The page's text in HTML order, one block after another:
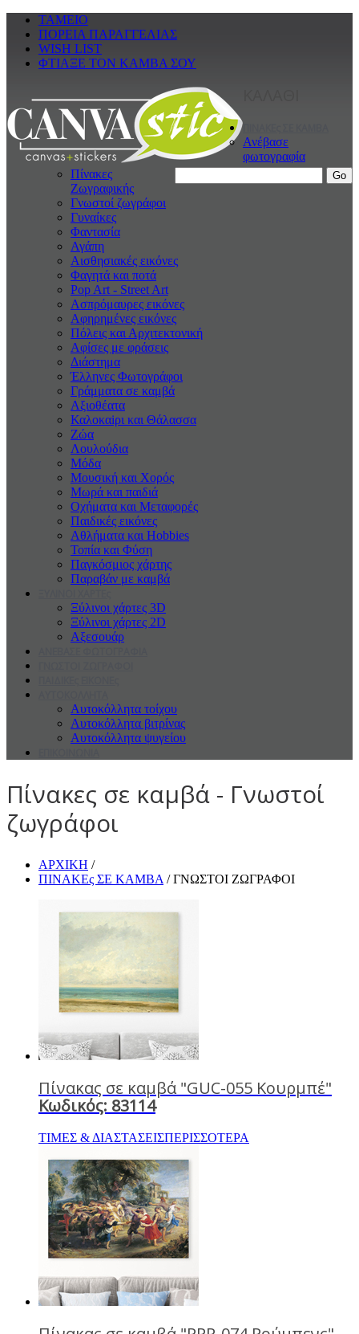
ΤΑΜΕΙΟ
ΠΟΡΕΙΑ ΠΑΡΑΓΓΕΛΙΑΣ
WISH LIST
ΦΤΙΑΞΕ ΤΟΝ ΚΑΜΒΑ ΣΟΥ
Ανέβασε
φωτογραφία
Πίνακες
Ζωγραφικής
Γνωστοί ζωγράφοι
Γυναίκες
Φαντασία
Αγάπη
Αισθησιακές εικόνες
Φαγητά και ποτά
Pop Art - Street Art
Ασπρόμαυρες εικόνες
Αφηρημένες εικόνες
Πόλεις και Αρχιτεκτονική
Αφίσες με φράσεις
Διάστημα
Έλληνες Φωτογράφοι
Γράμματα σε καμβά
Αξιοθέατα
Καλοκαiρι και Θάλασσα
Ζώα
Λουλούδια
Μόδα
Μουσική και Χορός
Μωρά και παιδιά
Οχήματα και Μεταφορές
Παιδικές εικόνες
Αθλήματα και Hobbies
Τοπία και Φύση
Παγκόσμιος χάρτης
Παραβάν με καμβά
Ξύλινοι χάρτες 3D
Ξύλινοι χάρτες 2D
Αξεσουάρ
Αυτοκόλλητα τοίχου
Αυτοκόλλητα βιτρίνας
Αυτοκόλλητα ψυγείου
Πίνακες σε καμβά - Γνωστοί
ζωγράφοι
ΑΡΧΙΚΗ /
ΠΙΝΑΚΕς ΣΕ ΚΑΜΒΑ / ΓΝΩΣΤΟΙ ΖΩΓΡΑΦΟΙ
Πίνακας σε καμβά "GUC-055 Κουρμπέ"
Κωδικός: 83114
ΤΙΜΕΣ & ΔΙΑΣΤΑΣΕΙΣΠΕΡΙΣΣΟΤΕΡΑ